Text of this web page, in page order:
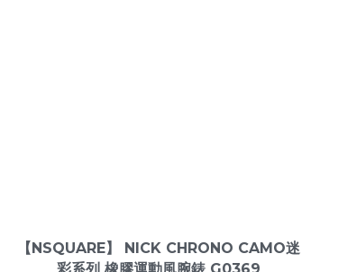
【NSQUARE】 NICK CHRONO CAMO迷
彩系列 橡膠運動風腕錶 G0369